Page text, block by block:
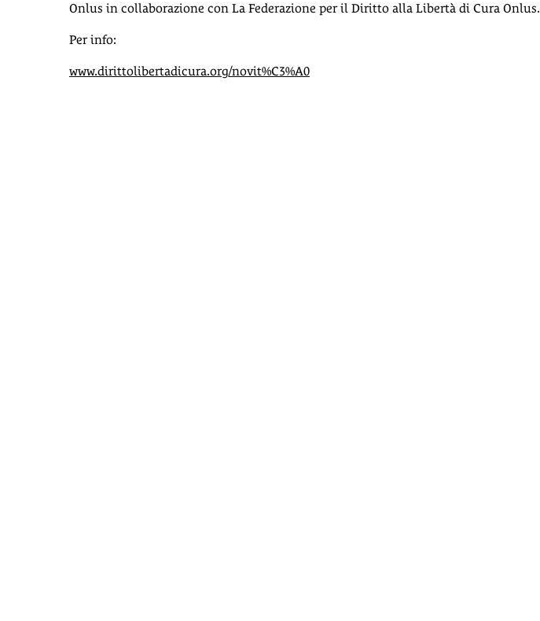
Onlus in collaborazione con La Federazione per il Diritto alla Libertà di Cura Onlus.
Per info:
www.dirittolibertadicura.org/novit%C3%A0